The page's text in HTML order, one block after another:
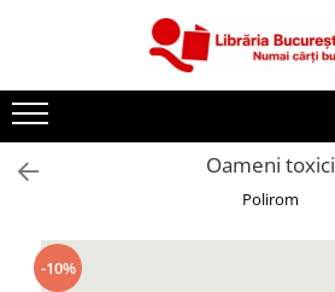
Artă și Enciclopedii
Beletristică
Cărți pentru copii
Cărți pentru tineri
Oameni toxici
Polirom
-10%